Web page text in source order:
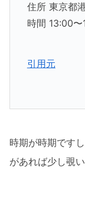
住所 東京都
時間 13:00〜
引用元
時期が時期です
があれば少し覗